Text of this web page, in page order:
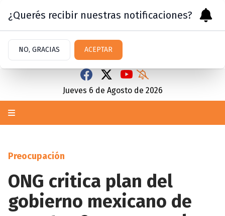
Jueves 6 de Agosto de 2026
Preocupación
ONG critica plan del
gobierno mexicano de
¿Querés recibir nuestras notificaciones?
NO, GRACIAS ACEPTAR